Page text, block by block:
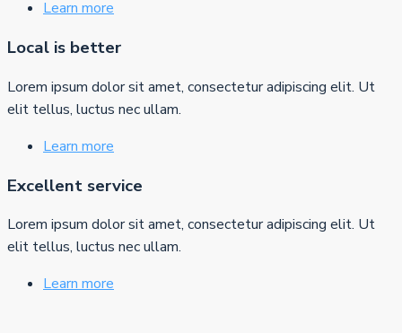
Learn more
Local is better
Lorem ipsum dolor sit amet, consectetur adipiscing elit. Ut
elit tellus, luctus nec ullam.
Learn more
Excellent service
Lorem ipsum dolor sit amet, consectetur adipiscing elit. Ut
elit tellus, luctus nec ullam.
Learn more